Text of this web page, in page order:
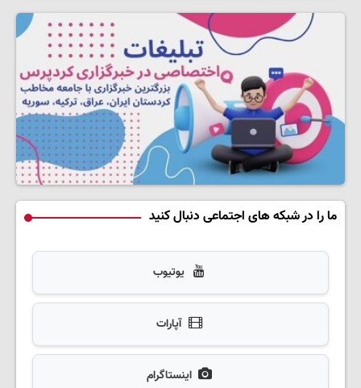
ما را در شبکه های اجتماعی دنبال کنید
یوتیوب
آپارات
اینستاگرام